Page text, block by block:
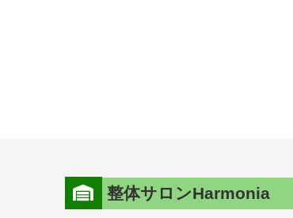
整体サロンHarmonia